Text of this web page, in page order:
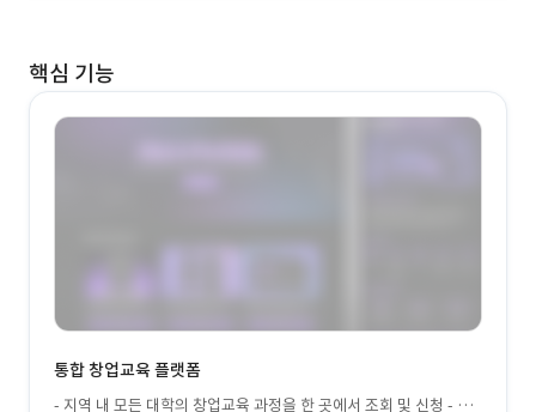
핵심 기능
통합 창업교육 플랫폼
- 지역 내 모든 대학의 창업교육 과정을 한 곳에서 조회 및 신청 - 온